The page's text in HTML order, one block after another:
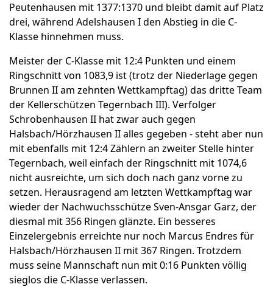
Peutenhausen mit 1377:1370 und bleibt damit auf Platz
drei, während Adelshausen I den Abstieg in die C-
Klasse hinnehmen muss.
Meister der C-Klasse mit 12:4 Punkten und einem
Ringschnitt von 1083,9 ist (trotz der Niederlage gegen
Brunnen II am zehnten Wettkampftag) das dritte Team
der Kellerschützen Tegernbach III). Verfolger
Schrobenhausen II hat zwar auch gegen
Halsbach/Hörzhausen II alles gegeben - steht aber nun
mit ebenfalls mit 12:4 Zählern an zweiter Stelle hinter
Tegernbach, weil einfach der Ringschnitt mit 1074,6
nicht ausreichte, um sich doch nach ganz vorne zu
setzen. Herausragend am letzten Wettkampftag war
wieder der Nachwuchsschütze Sven-Ansgar Garz, der
diesmal mit 356 Ringen glänzte. Ein besseres
Einzelergebnis erreichte nur noch Marcus Endres für
Halsbach/Hörzhausen II mit 367 Ringen. Trotzdem
muss seine Mannschaft nun mit 0:16 Punkten völlig
sieglos die C-Klasse verlassen.